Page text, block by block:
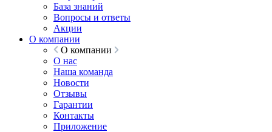
База знаний
Вопросы и ответы
Акции
О компании
О компании
О нас
Наша команда
Новости
Отзывы
Гарантии
Контакты
Приложение